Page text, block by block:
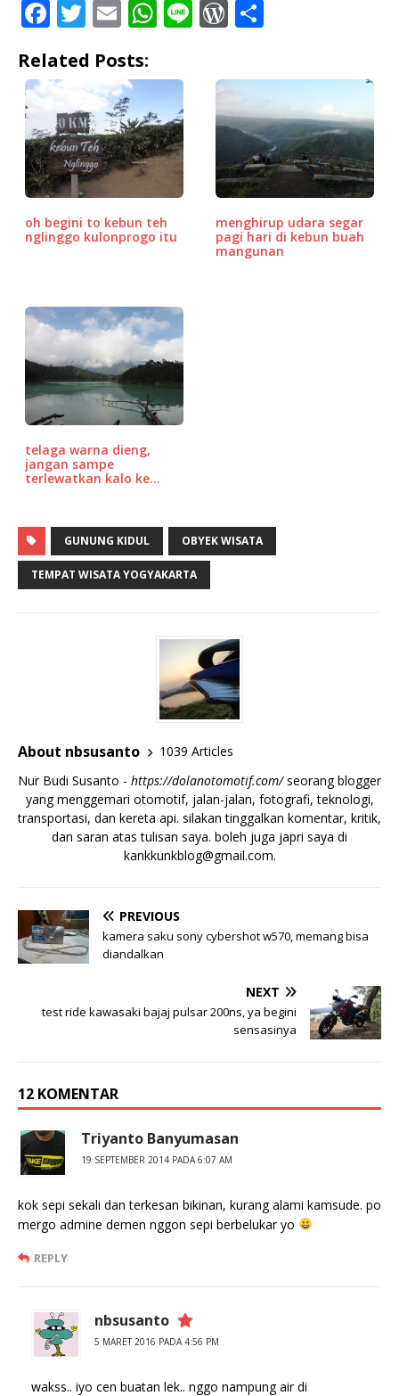
F
c
e
b
o
o
k
T
it
te
r
E
ai
l
W
at
s
A
p
p
Li W
r
d
P
r
e
ss
ar
e
Related Posts:
oh begini to kebun teh
nglinggo kulonprogo itu
menghirup udara segar
pagi hari di kebun buah
mangunan
telaga warna dieng,
jangan sampe
terlewatkan kalo ke…
GUNUNG KIDUL OBYEK WISATA
TEMPAT WISATA YOGYAKARTA
About nbsusanto
1039 Articles
Nur Budi Susanto - https://dolanotomotif.com/seorang blogger
yang menggemari otomotif, jalan-jalan, fotografi, teknologi,
transportasi, dan kereta api. silakan tinggalkan komentar, kritik,
dan saran atas tulisan saya. boleh juga japri saya di
kankkunkblog@gmail.com.
PREVIOUS
kamera saku sony cybershot w570, memang bisa
diandalkan
NEXT
test ride kawasaki bajaj pulsar 200ns, ya begini
sensasinya
12 KOMENTAR
Triyanto Banyumasan
19 SEPTEMBER 2014 PADA 6:07 AM
kok sepi sekali dan terkesan bikinan, kurang alami kamsude. po
mergo admine demen nggon sepi berbelukar yo
REPLY
nbsusanto
5 MARET 2016 PADA 4:56 PM
wakss.. iyo cen buatan lek.. nggo nampung air di